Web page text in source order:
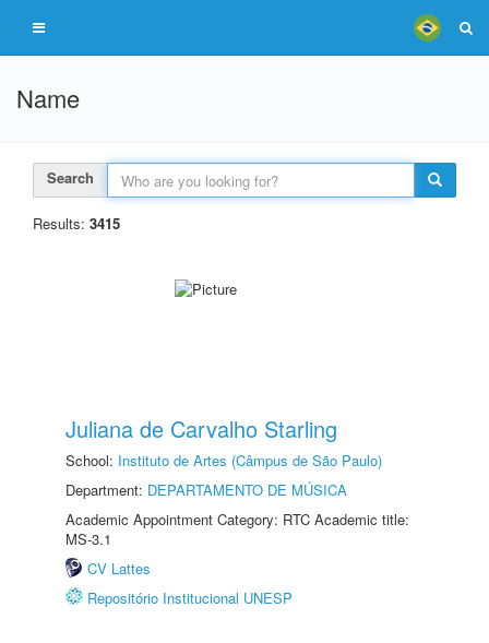
Name
Search
Results: 3415
Juliana de Carvalho Starling
School: Instituto de Artes (Câmpus de São Paulo)
Department: DEPARTAMENTO DE MÚSICA
Academic Appointment Category: RTC Academic title:
MS-3.1
CV Lattes
Repositório Institucional UNESP